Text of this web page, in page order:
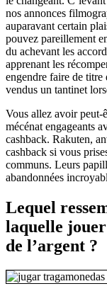
nos annonces
auparavant certain
pouvez pareillement
du achevant les
apprenant les
engendre faire de titre
vendus un tantinet
Vous allez avoir peut-
mécénat engageants
cashback. Rakuten,
cashback si vous
communs. Leurs
abandonnées
Lequel
laquelle jouer
de l’argent ?